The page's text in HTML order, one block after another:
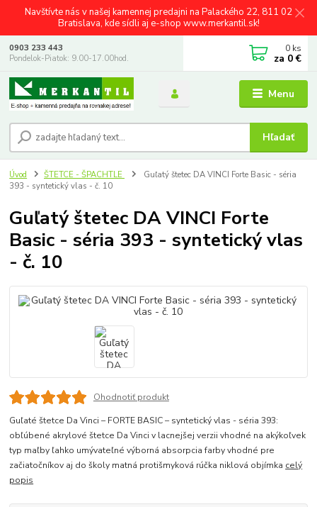
Navštívte nás v našej kamennej predajni na Palackého 22, 811 02
Bratislava, kde sídli aj e-shop www.merkantil.sk!
Menu
Hľadať
0903 233 443
Pondelok-Piatok: 9.00-17.00hod.
0 ks
za 0 €
Úvod ŠTETCE - ŠPACHTLE
Guľatý štetec DA VINCI Forte Basic - séria
393 - syntetický vlas - č. 10
Guľatý štetec DA VINCI Forte
Basic - séria 393 - syntetický vlas
- č. 10
Ohodnotiť produkt
Guľaté štetce Da Vinci – FORTE BASIC – syntetický vlas - séria 393:
obľúbené akrylové štetce Da Vinci v lacnejšej verzii vhodné na akýkoľvek
typ maľby ľahko umývateľné výborná absorpcia farby vhodné pre
začiatočníkov aj do školy matná protišmyková rúčka niklová objímka celý
popis